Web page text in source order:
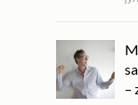
–